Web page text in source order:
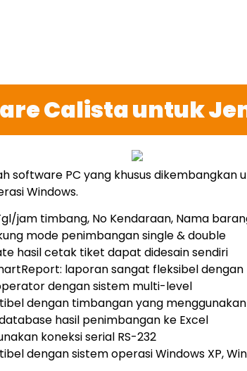
Calista untuk
software PC yang khusus
Windows.
jam timbang, No Kendaraan, Nama
mode penimbangan single & double
hasil cetak tiket dapat didesain sendiri
laporan sangat fleksibel
dengan sistem multi-level
dengan timbangan yang menggunakan
hasil penimbangan ke Excel
koneksi serial RS-232
dengan sistem operasi Windows XP,